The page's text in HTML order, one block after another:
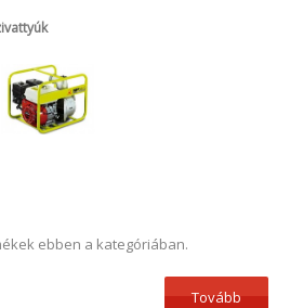
ebben a kategóriában.
Tovább